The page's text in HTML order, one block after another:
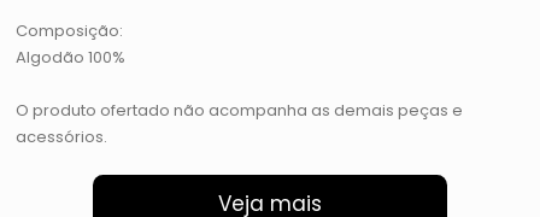
Composição:
Algodão 100%
O produto ofertado não acompanha as demais peças e
acessórios.
Veja mais